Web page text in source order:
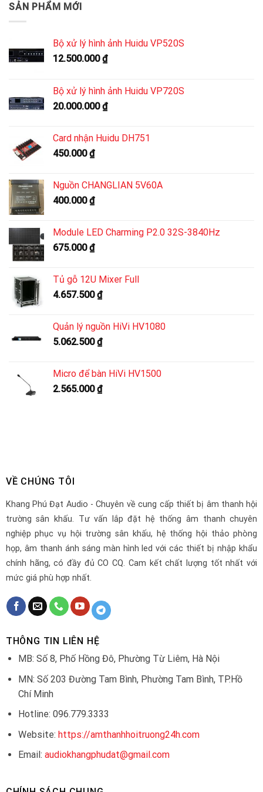
SẢN PHẨM MỚI
Bộ xử lý hình ảnh Huidu VP520S
12.500.000₫
Bộ xử lý hình ảnh Huidu VP720S
20.000.000₫
Card nhận Huidu DH751
450.000₫
Nguồn CHANGLIAN 5V60A
400.000₫
Module LED Charming P2.0 32S-3840Hz
675.000₫
Tủ gỗ 12U Mixer Full
4.657.500₫
Quản lý nguồn HiVi HV1080
5.062.500₫
Micro để bàn HiVi HV1500
2.565.000₫
VỀ CHÚNG TÔI
Khang Phú Đạt Audio - Chuyên về cung cấp thiết bị âm thanh hội
trường sân khấu. Tư vấn lắp đặt hệ thống âm thanh chuyên
nghiệp phục vụ hội trường sân khấu, hệ thống hội thảo phòng
họp, âm thanh ánh sáng màn hình led với các thiết bị nhập khẩu
chính hãng, có đầy đủ CO CQ. Cam kết chất lượng tốt nhất với
mức giá phù hợp nhất.
THÔNG TIN LIÊN HỆ
MB: Số 8, Phố Hồng Đô, Phường Từ Liêm, Hà Nội
MN: Số 203 Đường Tam Bình, Phường Tam Bình, TP.Hồ
Chí Minh
Hotline: 096.779.3333
Website: https://amthanhhoitruong24h.com
Email: audiokhangphudat@gmail.com